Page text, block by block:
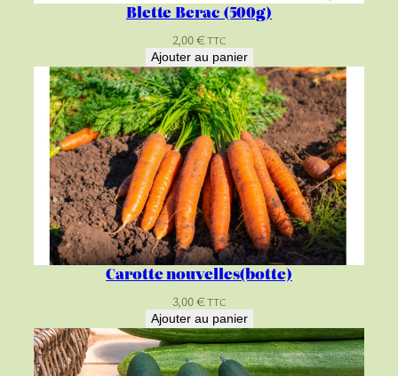
Blette Berac (500g)
2,00€ TTC
Ajouter au panier
Carotte nouvelles(botte)
3,00€ TTC
Ajouter au panier